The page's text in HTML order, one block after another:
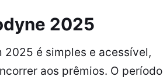
2025
2025 é simples e acessível,
aos prêmios. O período